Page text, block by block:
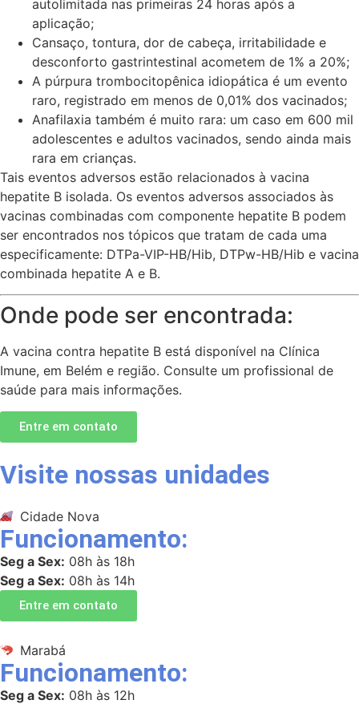
autolimitada nas primeiras 24 horas após a
aplicação;
Cansaço, tontura, dor de cabeça, irritabilidade e
desconforto gastrintestinal acometem de 1% a 20%;
A púrpura trombocitopênica idiopática é um evento
raro, registrado em menos de 0,01% dos vacinados;
Anafilaxia também é muito rara: um caso em 600 mil
adolescentes e adultos vacinados, sendo ainda mais
rara em crianças.
Tais eventos adversos estão relacionados à vacina
hepatite B isolada. Os eventos adversos associados às
vacinas combinadas com componente hepatite B podem
ser encontrados nos tópicos que tratam de cada uma
especificamente: DTPa-VIP-HB/Hib, DTPw-HB/Hib e vacina
combinada hepatite A e B.
Onde pode ser encontrada:
A vacina contra hepatite B está disponível na Clínica
Imune, em Belém e região. Consulte um profissional de
saúde para mais informações.
Entre em contato
Visite nossas unidades
Cidade Nova
Funcionamento:
Seg a Sex: 08h às 18h
Seg a Sex: 08h às 14h
Entre em contato
Marabá
Funcionamento:
Seg a Sex: 08h às 12h